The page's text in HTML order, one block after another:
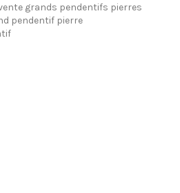
grands pendentifs pierres
pendentif pierre